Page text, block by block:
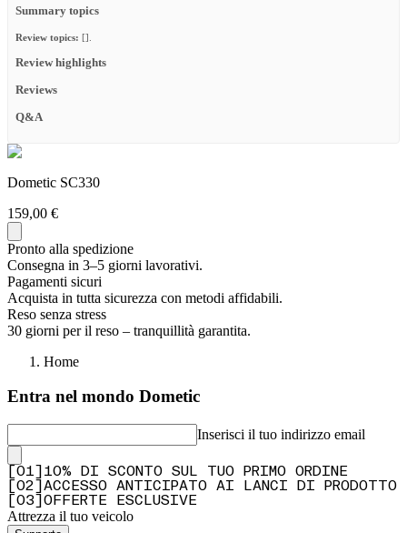
Summary topics
Review topics: [].
Review highlights
Reviews
Q&A
Dometic SC330
159,00 €
Pronto alla spedizione
Consegna in 3–5 giorni lavorativi.
Pagamenti sicuri
Acquista in tutta sicurezza con metodi affidabili.
Reso senza stress
30 giorni per il reso – tranquillità garantita.
Home
Entra nel mondo Dometic
Inserisci il tuo indirizzo email
01
10% DI SCONTO SUL TUO PRIMO ORDINE
02
ACCESSO ANTICIPATO AI LANCI DI PRODOTTO
03 OFFERTE ESCLUSIVE
Attrezza il tuo veicolo